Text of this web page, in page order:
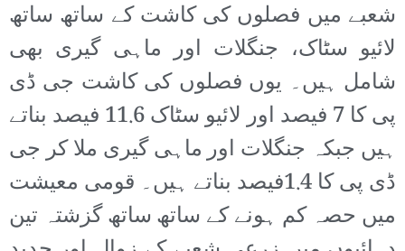
شعبے میں فصلوں کی کاشت کے ساتھ ساتھ
لائیو سٹاک، جنگلات اور ماہی گیری بھی
شامل ہیں۔ یوں فصلوں کی کاشت جی ڈی
پی کا 7 فیصد اور لائیو سٹاک 11.6 فیصد بناتے
ہیں جبکہ جنگلات اور ماہی گیری ملا کر جی
ڈی پی کا 1.4فیصد بناتے ہیں۔ قومی معیشت
میں حصہ کم ہونے کے ساتھ ساتھ گزشتہ تین